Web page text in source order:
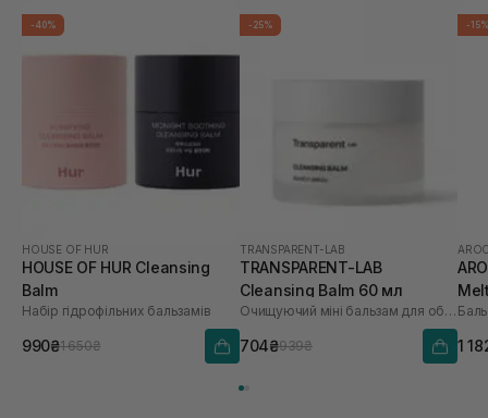
-40%
HOUSE OF HUR
HOUSE OF HUR Cleansing
Balm
Набір гідрофільних бальзамів
990₴1 650₴
-25%
TRANSPARENT-LAB
TRANSPARENT-LAB
Cleansing Balm 60 мл
Очищуючий міні бальзам для обличчя
704₴939₴
-
1